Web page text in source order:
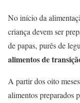
No início da
criança devem ser
de papas, purês de
alimentos de
A partir dos oito
alimentos preparados